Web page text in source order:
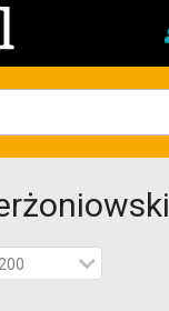
L200